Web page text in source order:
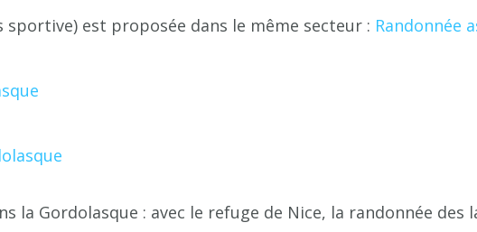
est proposée dans le même secteur : Randonnée
la Gordolasque : avec le refuge de Nice, la randonnée